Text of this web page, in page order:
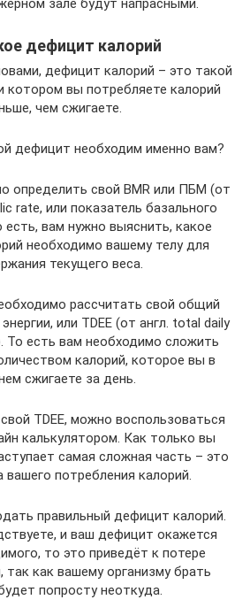
зале будут напрасными.
дефицит калорий
дефицит калорий – это такой
котором вы потребляете калорий
чем сжигаете.
дефицит необходим именно вам?
определить свой BMR или ПБМ (от
rate, или показатель базального
вам нужно выяснить, какое
необходимо вашему телу для
текущего веса.
рассчитать свой общий
или TDEE (от англ. total daily
То есть вам необходимо сложить
калорий, которое вы в
сжигаете за день.
TDEE, можно воспользоваться
калькулятором. Как только вы
самая сложная часть – это
вашего потребления калорий.
правильный дефицит калорий.
и ваш дефицит окажется
то это приведёт к потере
как вашему организму брать
попросту неоткуда.